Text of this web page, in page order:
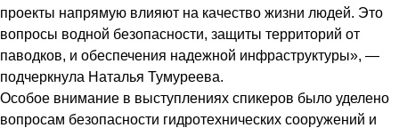
проекты напрямую влияют на качество жизни людей. Это
вопросы водной безопасности, защиты территорий от
паводков, и обеспечения надежной инфраструктуры», —
подчеркнула Наталья Тумуреева.
Особое внимание в выступлениях спикеров было уделено
вопросам безопасности гидротехнических сооружений и